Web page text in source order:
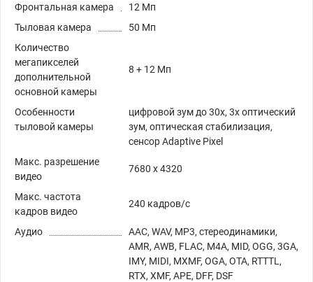
Фронтальная камера
12 Мп
Тыловая камера
50 Мп
Количество
мегапикселей
дополнительной
основной камеры
8 + 12 Мп
Особенности
тыловой камеры
цифровой зум до 30x, 3x оптический
зум, оптическая стабилизация,
сенсор Adaptive Pixel
Макс. разрешение
видео
7680 x 4320
Макс. частота
кадров видео
240 кадров/с
Аудио
AAC, WAV, MP3, стереодинамики,
AMR, AWB, FLAC, M4A, MID, OGG, 3GA,
IMY, MIDI, MXMF, OGA, OTA, RTTTL,
RTX, XMF, APE, DFF, DSF